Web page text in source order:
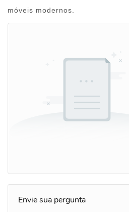
móveis modernos.
Envie sua pergunta